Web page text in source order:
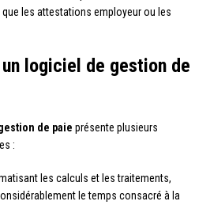
les attestations employeur ou les
logiciel de gestion de
de paie présente plusieurs
:
les calculs et les traitements,
le temps consacré à la